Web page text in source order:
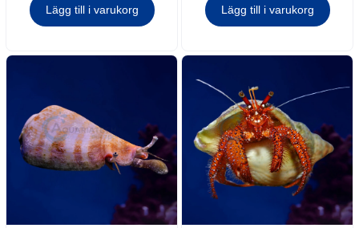
Lägg till i varukorg Lägg till i varukorg